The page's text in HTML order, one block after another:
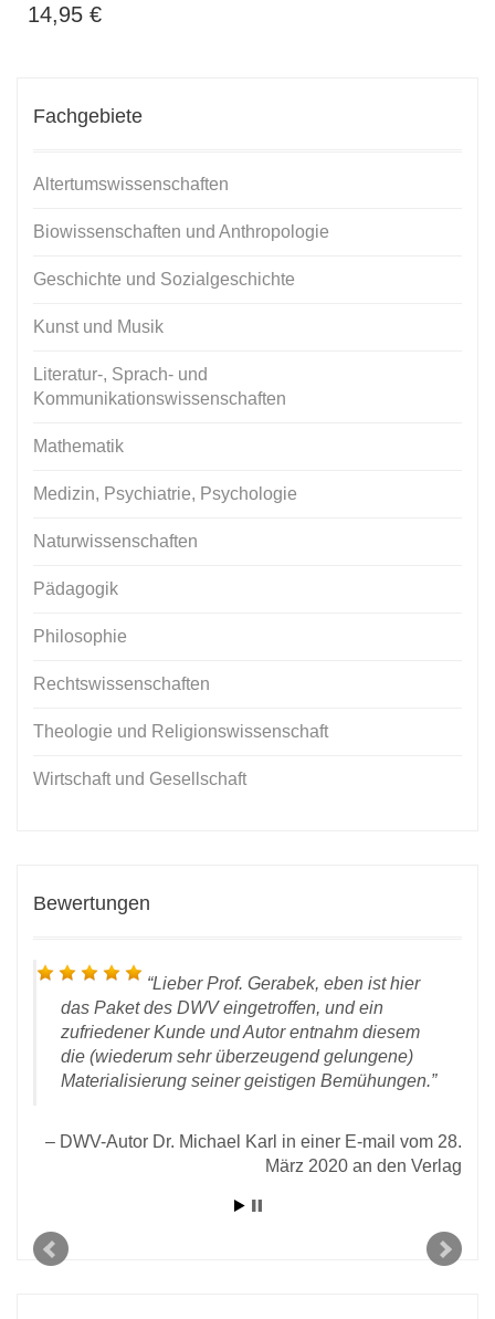
14,95 €
Fachgebiete
Altertumswissenschaften
Biowissenschaften und Anthropologie
Geschichte und Sozialgeschichte
Kunst und Musik
Literatur-, Sprach- und
Kommunikationswissenschaften
Mathematik
Medizin, Psychiatrie, Psychologie
Naturwissenschaften
Pädagogik
Philosophie
Rechtswissenschaften
Theologie und Religionswissenschaft
Wirtschaft und Gesellschaft
Bewertungen
Lieber Prof. Gerabek, eben ist hier
das Paket des DWV eingetroffen, und ein
zufriedener Kunde und Autor entnahm diesem
die (wiederum sehr überzeugend gelungene)
Materialisierung seiner geistigen Bemühungen.
DWV-Autor Dr. Michael Karl in einer E-mail vom 28.
März 2020 an den Verlag